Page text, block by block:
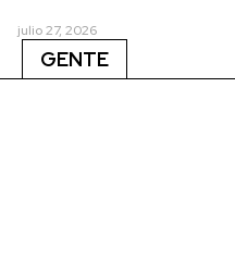
julio 27, 2026
GENTE